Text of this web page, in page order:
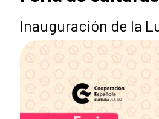
Inauguración de la